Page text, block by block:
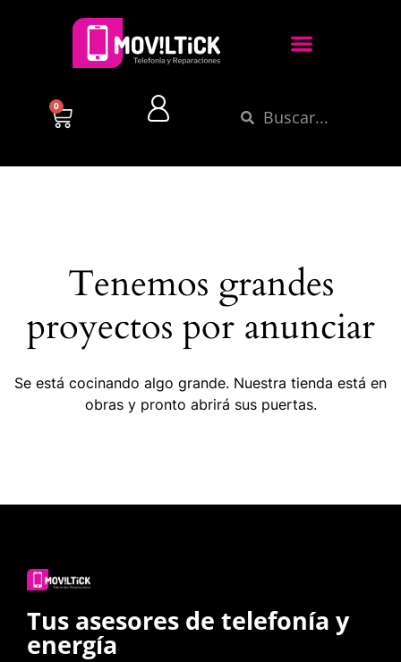
0
Tenemos grandes
proyectos por anunciar
Se está cocinando algo grande. Nuestra tienda está en
obras y pronto abrirá sus puertas.
Tus asesores de telefonía y
energía